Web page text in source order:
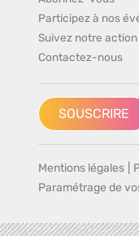
Participez à nos
Suivez notre action
Contactez-nous
SOUSCRIRE
Mentions légales
Paramétrage de